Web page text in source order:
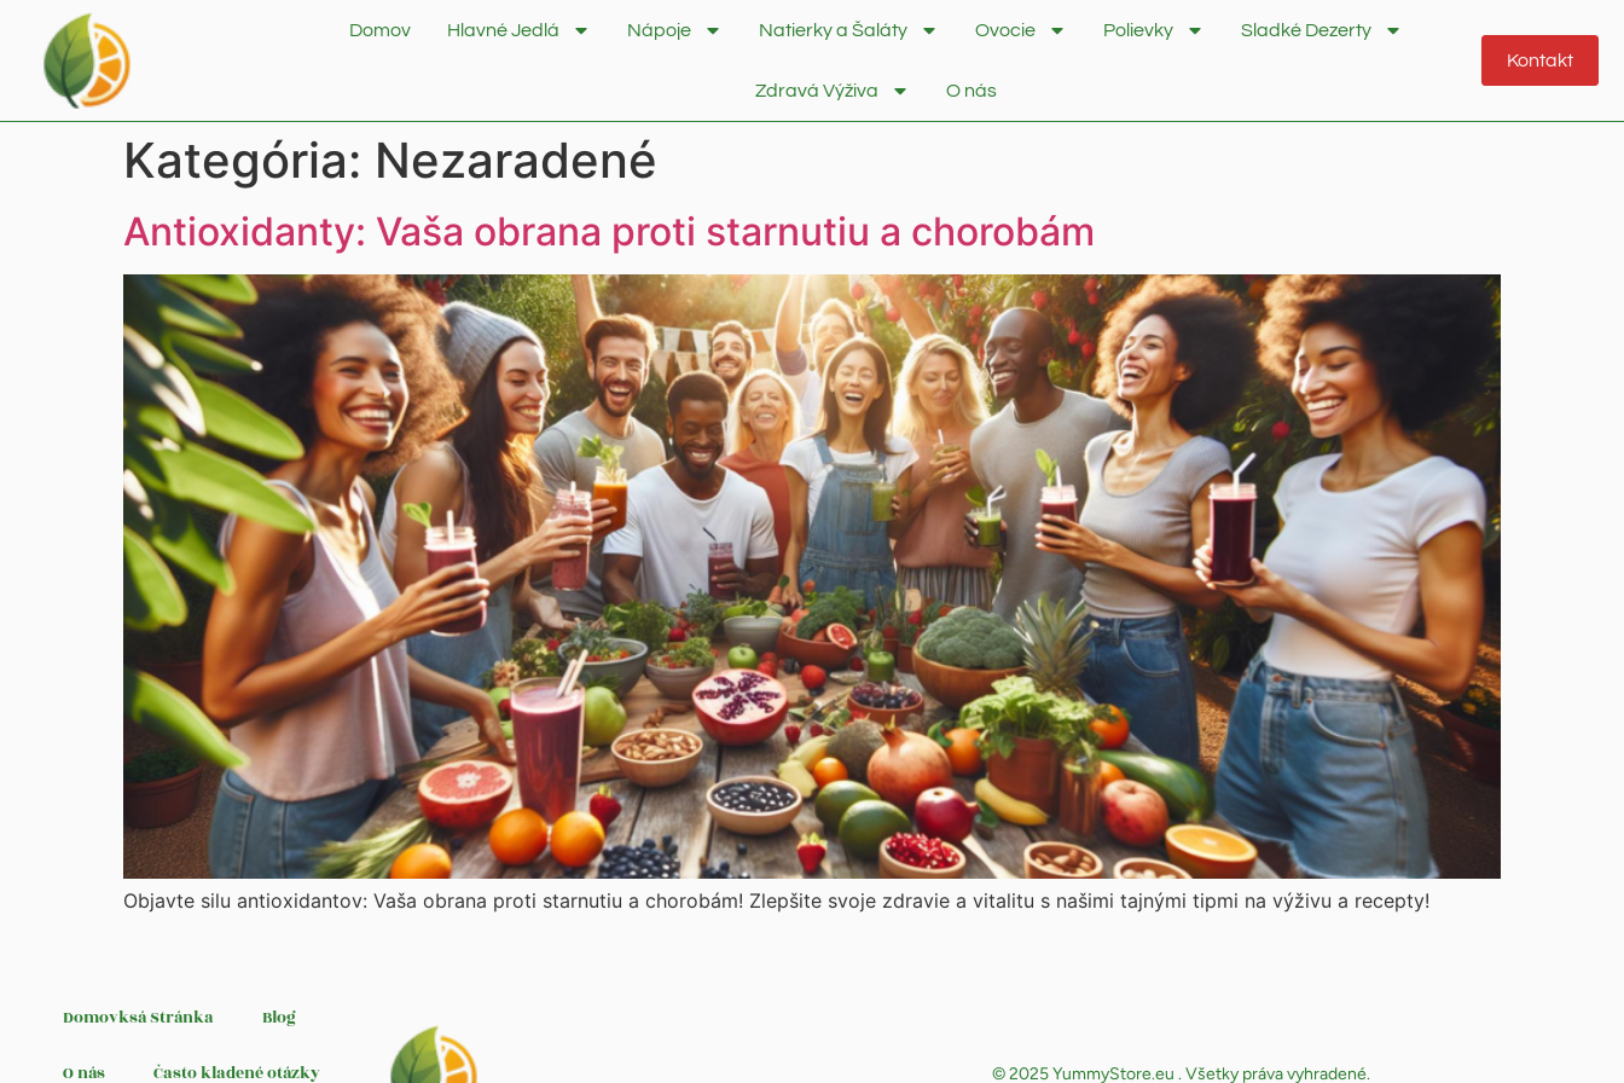
Domov Hlavné Jedlá Nápoje Natierky a Šaláty Ovocie Polievky Sladké Dezerty
Zdravá Výživa O nás
Kontakt
Kategória: Nezaradené
Antioxidanty: Vaša obrana proti starnutiu a chorobám
Objavte silu antioxidantov: Vaša obrana proti starnutiu a chorobám! Zlepšite svoje zdravie a vitalitu s našimi tajnými tipmi na výživu a recepty!
Domovksá Stránka Blog
O nás Často kladené otázky © 2025 YummyStore.eu . Všetky práva vyhradené.